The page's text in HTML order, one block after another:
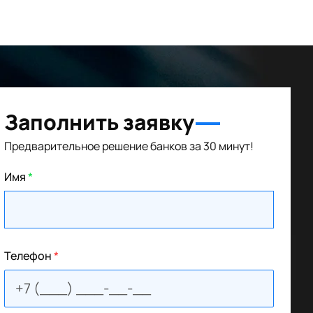
Заполнить заявку
Предварительное решение банков за 30 минут!
Имя*
Телефон*